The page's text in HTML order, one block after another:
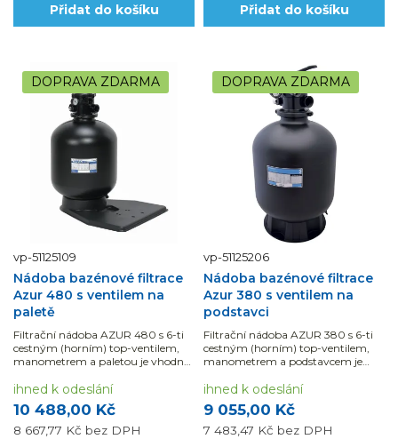
Přidat do košíku Přidat do košíku
DOPRAVA ZDARMA
vp-51125109
Nádoba bazénové filtrace
Azur 480 s ventilem na
paletě
Filtrační nádoba AZUR 480 s 6-ti
cestným (horním) top-ventilem,
manometrem a paletou je vhodná
10 488,00 Kč
8 667,77 Kč bez DPH
ihned k odeslání
DOPRAVA ZDARMA
vp-51125206
Nádoba bazénové filtrace
Azur 380 s ventilem na
podstavci
Filtrační nádoba AZUR 380 s 6-ti
cestným (horním) top-ventilem,
manometrem a podstavcem je
9 055,00 Kč
7 483,47 Kč bez DPH
ihned k odeslání